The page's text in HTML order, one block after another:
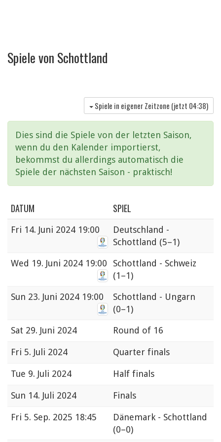
Spiele von Schottland
Spiele in eigener Zeitzone (jetzt 04:38)
Dies sind die Spiele von der letzten Saison,
wenn du den Kalender importierst,
bekommst du allerdings automatisch die
Spiele der nächsten Saison - praktisch!
DATUM SPIEL
Fri 14. Juni 2024 19:00
Deutschland -
Schottland (5–1)
Wed 19. Juni 2024 19:00
Schottland - Schweiz
(1–1)
Sun 23. Juni 2024 19:00
Schottland - Ungarn
(0–1)
Sat 29. Juni 2024 Round of 16
Fri 5. Juli 2024 Quarter finals
Tue 9. Juli 2024 Half finals
Sun 14. Juli 2024 Finals
Fri 5. Sep. 2025 18:45
Dänemark - Schottland
(0–0)